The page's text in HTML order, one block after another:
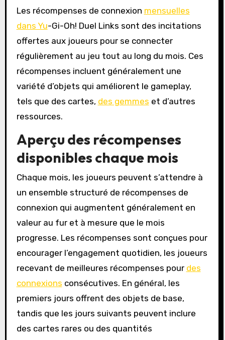
Les récompenses de connexion mensuelles
dans Yu-Gi-Oh! Duel Links sont des incitations
offertes aux joueurs pour se connecter
régulièrement au jeu tout au long du mois. Ces
récompenses incluent généralement une
variété d’objets qui améliorent le gameplay,
tels que des cartes, des gemmes et d’autres
ressources.
Aperçu des récompenses
disponibles chaque mois
Chaque mois, les joueurs peuvent s’attendre à
un ensemble structuré de récompenses de
connexion qui augmentent généralement en
valeur au fur et à mesure que le mois
progresse. Les récompenses sont conçues pour
encourager l’engagement quotidien, les joueurs
recevant de meilleures récompenses pour des
connexions consécutives. En général, les
premiers jours offrent des objets de base,
tandis que les jours suivants peuvent inclure
des cartes rares ou des quantités